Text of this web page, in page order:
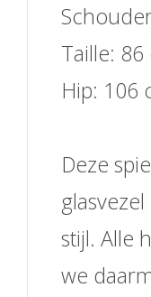
Taille:
Hip: 106
Deze
stijl. Alle
we